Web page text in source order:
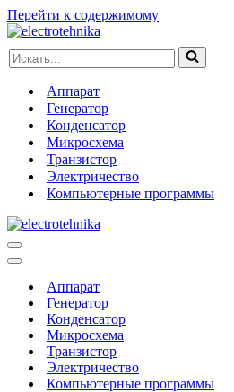
Перейти к содержимому
Искать...
Аппарат
Генератор
Конденсатор
Микросхема
Транзистор
Электричество
Компьютерные программы
Меню
навигации
Меню
навигацииАппарат
Генератор
Конденсатор
Микросхема
Транзистор
Электричество
Компьютерные программы